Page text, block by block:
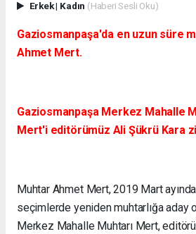
Erkek| Kadın (Haberi Sesli Oku)
Gaziosmanpaşa'da en uzun süre
Ahmet Mert.
Gaziosmanpaşa Merkez Mahalle
Mert'i editörümüz Ali Şükrü Kara
Muhtar Ahmet Mert, 2019 Mart
seçimlerde yeniden muhtarlığa aday
Merkez Mahalle Muhtarı Mert,